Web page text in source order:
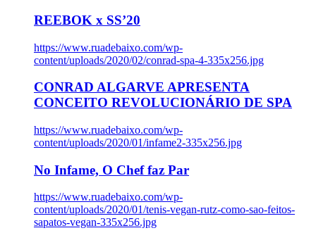
REEBOK x SS’20
https://www.ruadebaixo.com/wp-
content/uploads/2020/02/conrad-spa-4-335x256.jpg
CONRAD ALGARVE APRESENTA
CONCEITO REVOLUCIONÁRIO DE SPA
https://www.ruadebaixo.com/wp-
content/uploads/2020/01/infame2-335x256.jpg
No Infame, O Chef faz Par
https://www.ruadebaixo.com/wp-
content/uploads/2020/01/tenis-vegan-rutz-como-sao-feitos-
sapatos-vegan-335x256.jpg